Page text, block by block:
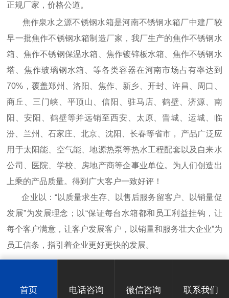
正规厂家，价格公道。
焦作泉水之源不锈钢水箱是河南不锈钢水箱厂中建厂较
早一批焦作不锈钢水箱制造厂家，我厂生产的焦作不锈钢水
箱、焦作不锈钢保温水箱、焦作镀锌板水箱、焦作不锈钢水
塔、焦作玻璃钢水箱、等各类容器在河南市场占有率达到
70%，覆盖郑州、洛阳、焦作、新乡、开封、许昌、周口、
商丘、三门峡、平顶山、信阳、驻马店、鹤壁、济源、南
阳、安阳、鹤壁等并远销至西安、太原、晋城、运城、临
汾、兰州、石家庄、北京、沈阳、长春等省市， 产品广泛应
用于太阳能、空气能、地源热泵等热水工程配套以及自来水
公司、医院、学校、房地产商等企事业单位。为人们创造出
上乘的产品质量。得到广大客户一致好评！
企业以：“以质量求生存、以售后服务留客户、以销量促
发展”为发展理念；以“保证每台水箱都和员工利益挂钩，让
每个客户满意，让客户发展客户，以销量和服务壮大企业”为
员工信条，指引着企业更好更快的发展。
首页 电话咨询 微信咨询 联系我们